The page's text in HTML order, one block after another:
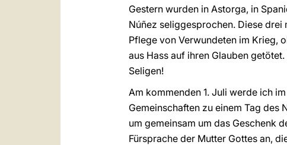
Gestern wurden in Astorga, in
Núñez seliggesprochen. Diese
Pflege von Verwundeten im Krieg,
aus Hass auf ihren Glauben
Seligen!
Am kommenden 1. Juli werde ich
Gemeinschaften zu einem Tag des
um gemeinsam um das Geschenk
Fürsprache der Mutter Gottes an,